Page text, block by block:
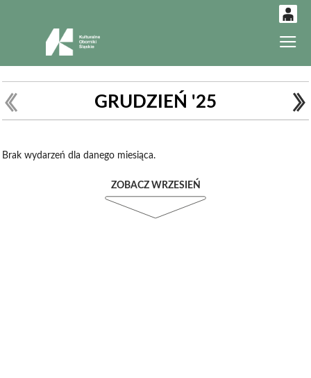
PLN
GRUDZIEŃ '25
Brak wydarzeń dla danego miesiąca.
ZOBACZ WRZESIEŃ